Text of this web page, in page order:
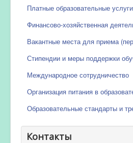
Платные образовательные услуги
Финансово-хозяйственная
Вакантные места для приема
Стипендии и меры поддержки
Международное сотрудничество
Организация питания в
Образовательные стандарты и
Контакты